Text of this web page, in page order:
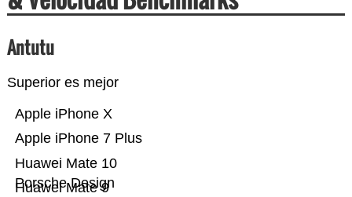
Antutu
Superior es mejor
Huawei Mate 9
Huawei Mate 10
Porsche Design
Apple iPhone 7 Plus
Apple iPhone X